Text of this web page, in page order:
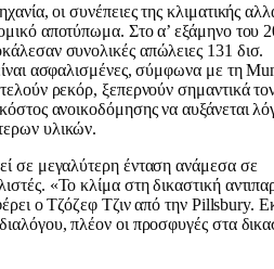
οι συνέπειες της κλιματικής
αποτύπωμα. Στο α’ εξάμηνο του
συνολικές απώλειες 131 δισ.
ασφαλισμένες, σύμφωνα με τη
ρεκόρ, ξεπερνούν σημαντικά
ανοικοδόμησης να αυξάνεται
υλικών.
σε μεγαλύτερη ένταση ανάμεσα σε
«Το κλίμα στη δικαστική
ο Τζόζεφ Τζιν από την Pillsbury.
πλέον οι προσφυγές στα